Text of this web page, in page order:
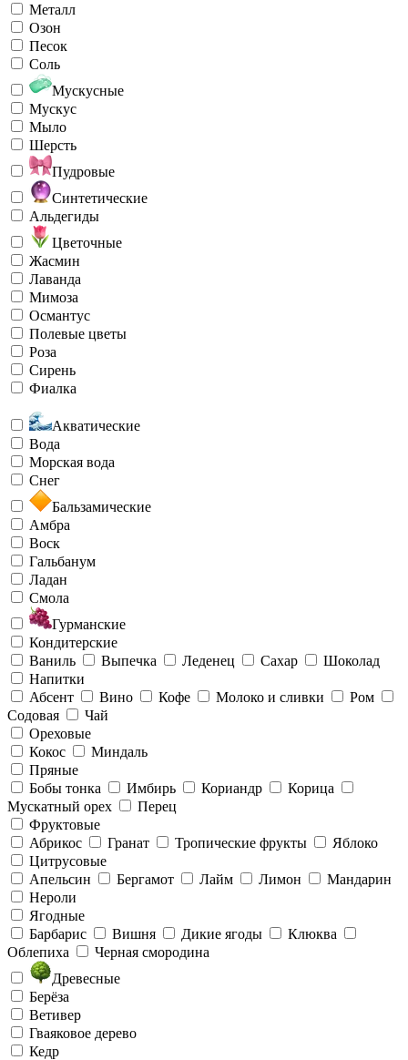
Металл
Озон
Песок
Соль
Мускусные
Мускус
Мыло
Шерсть
Пудровые
Синтетические
Альдегиды
Цветочные
Жасмин
Лаванда
Мимоза
Османтус
Полевые цветы
Роза
Сирень
Фиалка
Акватические
Вода
Морская вода
Снег
Бальзамические
Амбра
Воск
Гальбанум
Ладан
Смола
Гурманские
Кондитерские
Ваниль
Выпечка Леденец Сахар
Шоколад
Напитки
Абсент
Вино Кофе Молоко и сливки
Ром
Содовая
Чай
Ореховые
Кокос
Миндаль
Пряные
Бобы тонка
Имбирь Кориандр
Корица
Мускатный орех
Перец
Фруктовые
Абрикос
Гранат Тропические фрукты
Яблоко
Цитрусовые
Апельсин
Бергамот Лайм Лимон
Мандарин
Нероли
Ягодные
Барбарис
Вишня Дикие ягоды
Клюква
Облепиха
Черная смородина
Древесные
Берёза
Ветивер
Гваяковое дерево
Кедр